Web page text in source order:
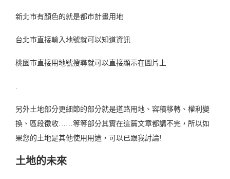
新北市有顏色的就是都市計畫用地
台北市直接輸入地號就可以知道資訊
桃園市直接用地號搜尋就可以直接顯示在圖片上
.
另外土地部分更細節的部分就是道路用地、容積移轉、權利變
換、區段徵收……等等部分其實在這篇文章都講不完，所以如
果您的土地是其他使用用途，可以已跟我討論!
土地的未來